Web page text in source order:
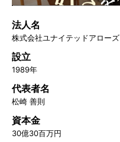
法人名
株式会社ユナイテッドアローズ
設立
1989年
代表者名
松崎 善則
資本金
30億30百万円